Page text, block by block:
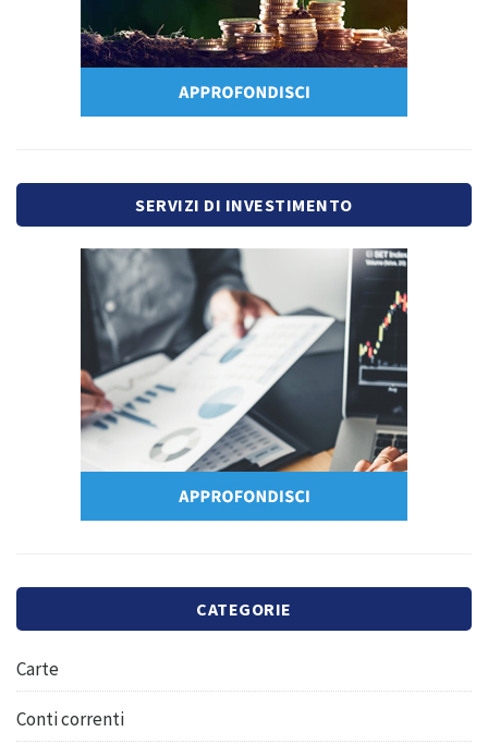
SERVIZI DI INVESTIMENTO
CATEGORIE
Carte
Conti correnti